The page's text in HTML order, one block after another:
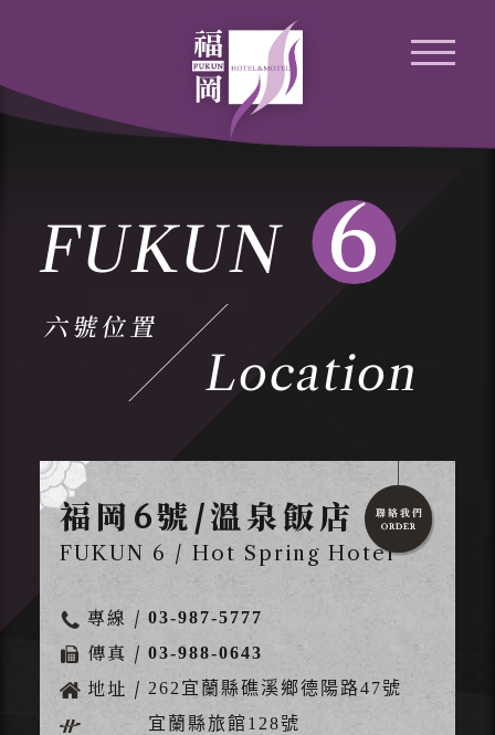
FUKUN 6
六號位置
Location
福岡6號/溫泉飯店
FUKUN 6 / Hot Spring Hotel
專線 / 03-987-5777
傳真 / 03-988-0643
地址 / 262宜蘭縣礁溪鄉德陽路47號
宜蘭縣旅館128號